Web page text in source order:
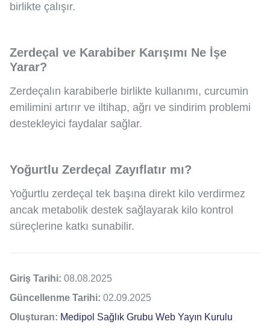
birlikte çalışır.
Zerdeçal ve Karabiber Karışımı Ne İşe
Yarar?
Zerdeçalın karabiberle birlikte kullanımı, curcumin
emilimini artırır ve iltihap, ağrı ve sindirim problemi
destekleyici faydalar sağlar.
Yoğurtlu Zerdeçal Zayıflatır mı?
Yoğurtlu zerdeçal tek başına direkt kilo verdirmez
ancak metabolik destek sağlayarak kilo kontrol
süreçlerine katkı sunabilir.
Giriş Tarihi: 08.08.2025
Güncellenme Tarihi: 02.09.2025
Oluşturan: Medipol Sağlık Grubu Web Yayın Kurulu